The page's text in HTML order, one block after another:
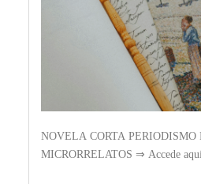
NOVELA CORTA PERIODISMO
MICRORRELATOS ⇒ Accede